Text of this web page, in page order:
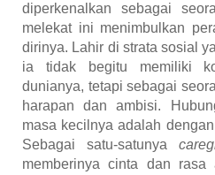
diperkenalkan sebagai
melekat ini menimbulkan
dirinya. Lahir di strata sosial
ia tidak begitu memiliki
dunianya, tetapi sebagai
harapan dan ambisi.
masa kecilnya adalah
Sebagai satu-satunya
memberinya cinta dan